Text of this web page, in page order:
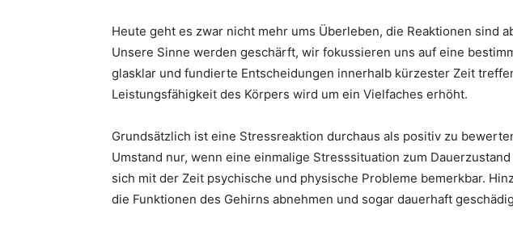
Heute geht es zwar nicht mehr ums Überleben, die Reaktionen sind
Unsere Sinne werden geschärft, wir fokussieren uns auf eine
glasklar und fundierte Entscheidungen innerhalb kürzester Zeit
Leistungsfähigkeit des Körpers wird um ein Vielfaches erhöht.
Grundsätzlich ist eine Stressreaktion durchaus als positiv zu
Umstand nur, wenn eine einmalige Stresssituation zum
sich mit der Zeit psychische und physische Probleme bemerkbar.
die Funktionen des Gehirns abnehmen und sogar dauerhaft